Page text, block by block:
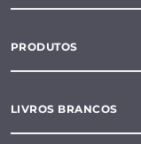
PRODUTOS
LIVROS BRANCOS